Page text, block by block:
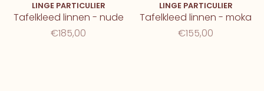
LINGE PARTICULIER
Tafelkleed linnen - nude
€185,00
LINGE PARTICULIER
Tafelkleed linnen - moka
€155,00